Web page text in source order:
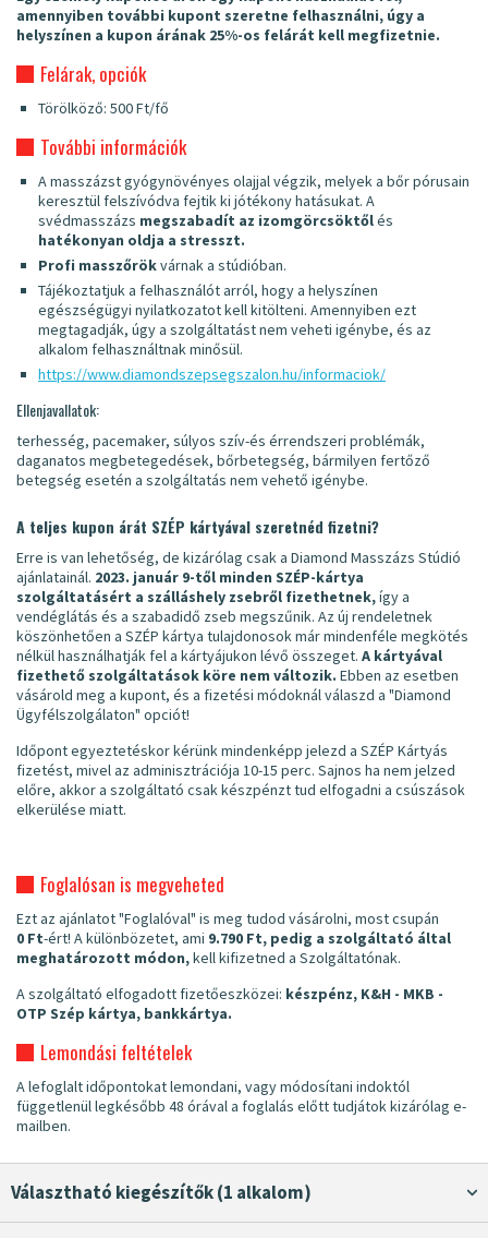
amennyiben további kupont szeretne felhasználni, úgy a
helyszínen a kupon árának 25%-os felárát kell megfizetnie.
Felárak, opciók
Törölköző: 500 Ft/fő
További információk
A masszázst gyógynövényes olajjal végzik, melyek a bőr pórusain
keresztül felszívódva fejtik ki jótékony hatásukat. A
svédmasszázs megszabadít az izomgörcsöktőlés
hatékonyan oldja a stresszt.
Profi masszőrökvárnak a stúdióban.
Tájékoztatjuk a felhasználót arról, hogy a helyszínen
egészségügyi nyilatkozatot kell kitölteni. Amennyiben ezt
megtagadják, úgy a szolgáltatást nem veheti igénybe, és az
alkalom felhasználtnak minősül.
https://www.diamondszepsegszalon.hu/informaciok/
Ellenjavallatok:
terhesség, pacemaker, súlyos szív-és érrendszeri problémák,
daganatos megbetegedések, bőrbetegség, bármilyen fertőző
betegség esetén a szolgáltatás nem vehető igénybe.
A teljes kupon árát SZÉP kártyával szeretnéd fizetni?
Erre is van lehetőség, de kizárólag csak a Diamond Masszázs Stúdió
ajánlatainál. 2023. január 9-től minden SZÉP-kártya
szolgáltatásért a szálláshely zsebről fizethetnek,így a
vendéglátás és a szabadidő zseb megszűnik. Az új rendeletnek
köszönhetően a SZÉP kártya tulajdonosok már mindenféle megkötés
nélkül használhatják fel a kártyájukon lévő összeget. A kártyával
fizethető szolgáltatások köre nem változik. Ebben az esetben
vásárold meg a kupont, és a fizetési módoknál válaszd a "Diamond
Ügyfélszolgálaton" opciót!
Időpont egyeztetéskor kérünk mindenképp jelezd a SZÉP Kártyás
fizetést, mivel az adminisztrációja 10-15 perc. Sajnos ha nem jelzed
előre, akkor a szolgáltató csak készpénzt tud elfogadni a csúszások
elkerülése miatt.
Foglalósan is megveheted
Ezt az ajánlatot "Foglalóval" is meg tudod vásárolni, most csupán
0 Ft-ért! A különbözetet, ami 9.790 Ft, pedig a szolgáltató által
meghatározott módon,kell kifizetned a Szolgáltatónak.
A szolgáltató elfogadott fizetőeszközei: készpénz, K&H - MKB -
OTP Szép kártya, bankkártya.
Lemondási feltételek
A lefoglalt időpontokat lemondani, vagy módosítani indoktól
függetlenül legkésőbb 48 órával a foglalás előtt tudjátok kizárólag e-
mailben.
Választható kiegészítők (1 alkalom)